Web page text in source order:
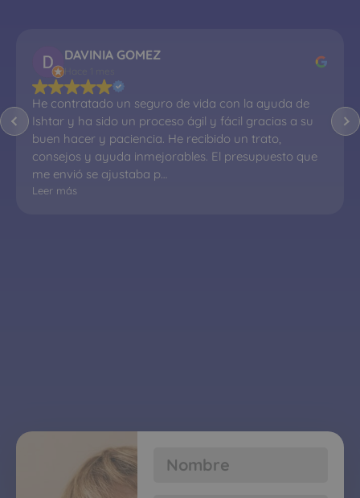
Abel Flórez
Me atendió el Sr. Francisco. Todo un profesional, me
ayudó en todo momento, súper atento y ágil. Muy
buen precio en el seguro de vida. Muy recomendado.